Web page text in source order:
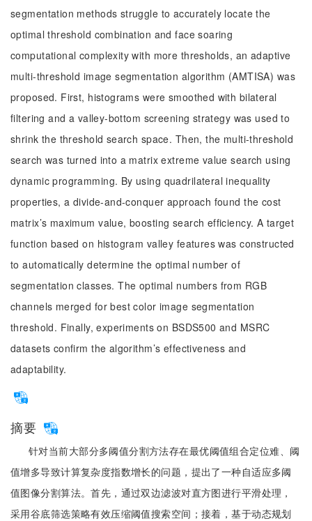
segmentation methods struggle to accurately locate the
optimal threshold combination and face soaring
computational complexity with more thresholds, an adaptive
multi-threshold image segmentation algorithm (AMTISA) was
proposed. First, histograms were smoothed with bilateral
filtering and a valley-bottom screening strategy was used to
shrink the threshold search space. Then, the multi-threshold
search was turned into a matrix extreme value search using
dynamic programming. By using quadrilateral inequality
properties, a divide-and-conquer approach found the cost
matrix’s maximum value, boosting search efficiency. A target
function based on histogram valley features was constructed
to automatically determine the optimal number of
segmentation classes. The optimal numbers from RGB
channels merged for best color image segmentation
threshold. Finally, experiments on BSDS500 and MSRC
datasets confirm the algorithm’s effectiveness and
adaptability.
摘要
针对当前大部分多阈值分割方法存在最优阈值组合定位难、阈
值增多导致计算复杂度指数增长的问题，提出了一种自适应多阈
值图像分割算法。首先，通过双边滤波对直方图进行平滑处理，
采用谷底筛选策略有效压缩阈值搜索空间；接着，基于动态规划